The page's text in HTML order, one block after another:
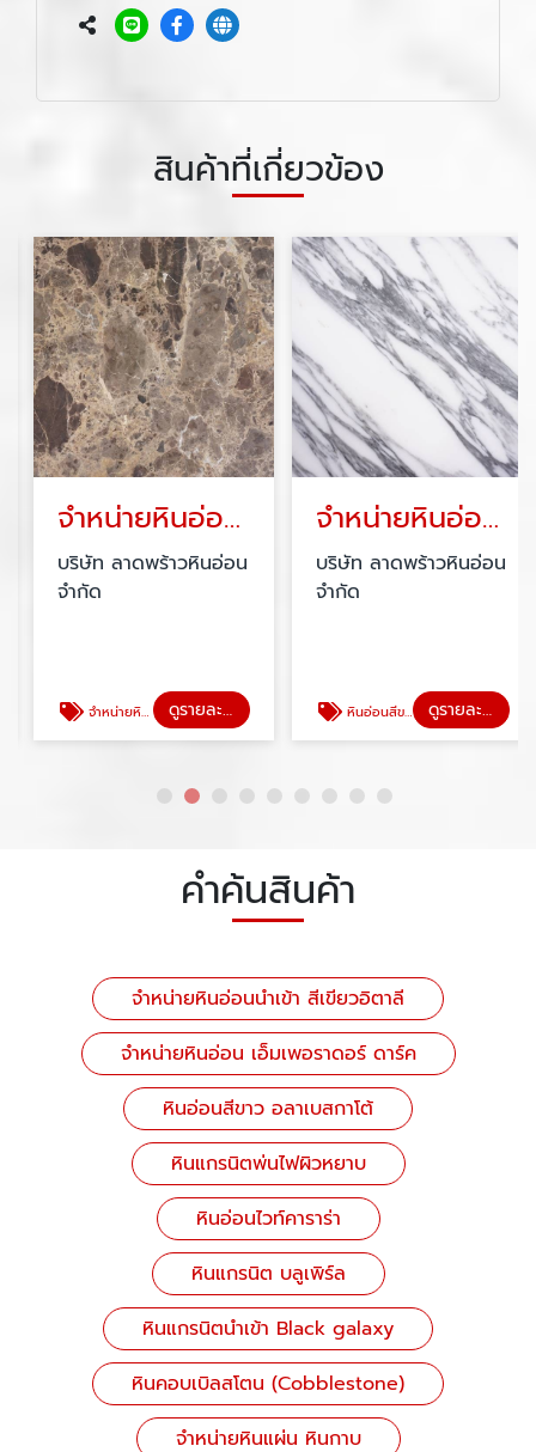
สินค้าที่เกี่ยวข้อง
จำหน่ายหินอ่อน เอ็มเพอราดอร์ ดาร์ค
บริษัท ลาดพร้าวหินอ่อน
จำกัด
จำหน่ายหินอ่อน เอ็มเพอราดอร์ ดาร์ค ดูรายละเอียด
จำหน่ายหินอ่อนสีขาว อลาเบสกาโต้
บริษัท ลาดพร้าวหินอ่อน
จำกัด
หินอ่อนสีขาว อลาเบสกาโต้ ดูรายละเอียด
คำค้นสินค้า
จำหน่ายหินอ่อนนำเข้า สีเขียวอิตาลี
จำหน่ายหินอ่อน เอ็มเพอราดอร์ ดาร์ค
หินอ่อนสีขาว อลาเบสกาโต้
หินแกรนิตพ่นไฟผิวหยาบ
หินอ่อนไวท์คาราร่า
หินแกรนิต บลูเพิร์ล
หินแกรนิตนำเข้า Black galaxy
หินคอบเบิลสโตน (Cobblestone)
จำหน่ายหินแผ่น หินกาบ